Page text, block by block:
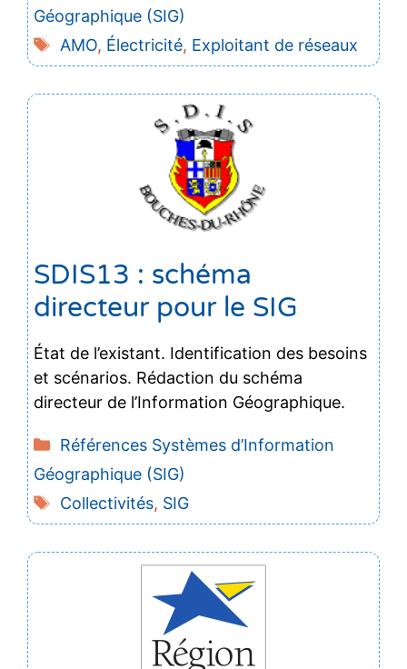
Géographique (SIG)
Étiquettes
AMO, Électricité, Exploitant de réseaux
SDIS13 : schéma
directeur pour le SIG
État de l’existant. Identification des besoins
et scénarios. Rédaction du schéma
directeur de l’Information Géographique.
Catégories
Références Systèmes d’Information
Géographique (SIG)
Étiquettes
Collectivités, SIG